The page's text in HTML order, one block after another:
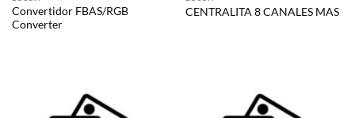
Convertidor FBAS/RGB
Converter
CENTRALITA 8 CANALES MAS